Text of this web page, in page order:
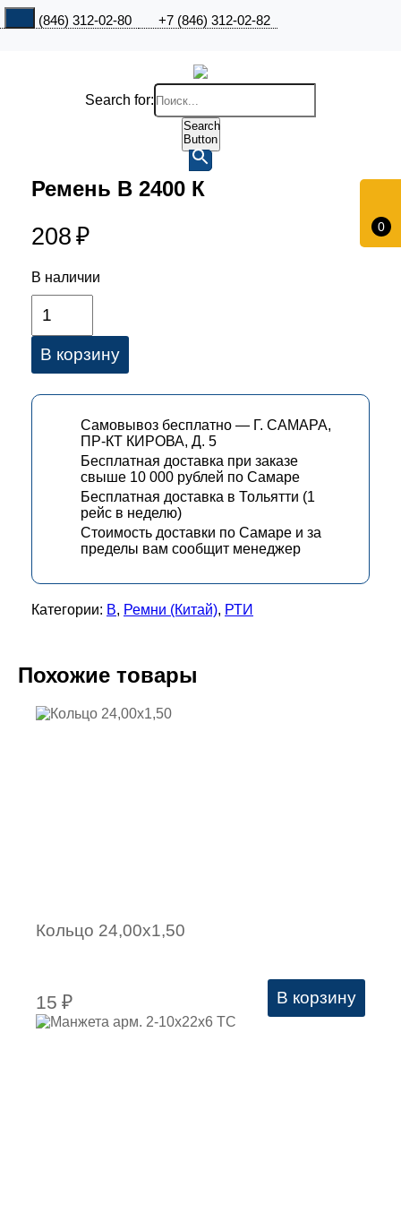
+7 (846) 312-02-80 +7 (846) 312-02-82
0
Search for:
Search
Button
Ремень В 2400 К
208 ₽
В наличии
В корзину
Самовывоз бесплатно — Г. САМАРА,
ПР-КТ КИРОВА, Д. 5
Бесплатная доставка при заказе
свыше 10 000 рублей по Самаре
Бесплатная доставка в Тольятти (1
рейс в неделю)
Стоимость доставки по Самаре и за
пределы вам сообщит менеджер
Категории: В, Ремни (Китай), РТИ
Похожие товары
Кольцо 24,00х1,50
15 ₽ В корзину